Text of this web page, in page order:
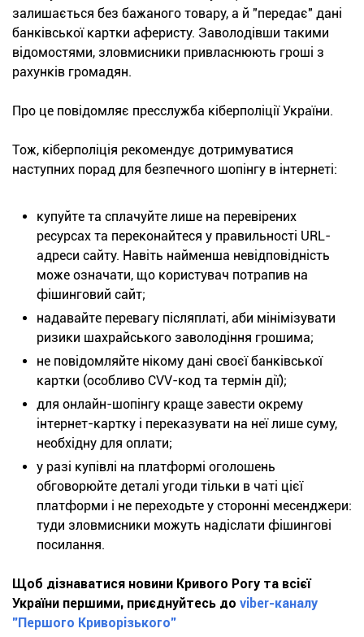
залишається без бажаного товару, а й "передає" дані
банківської картки аферисту. Заволодівши такими
відомостями, зловмисники привласнюють гроші з
рахунків громадян.
Про це повідомляє пресслужба кіберполіції України.
Тож, кіберполіція рекомендує дотримуватися
наступних порад для безпечного шопінгу в інтернеті:
купуйте та сплачуйте лише на перевірених
ресурсах та переконайтеся у правильності URL-
адреси сайту. Навіть найменша невідповідність
може означати, що користувач потрапив на
фішинговий сайт;
надавайте перевагу післяплаті, аби мінімізувати
ризики шахрайського заволодіння грошима;
не повідомляйте нікому дані своєї банківської
картки (особливо CVV-код та термін дії);
для онлайн-шопінгу краще завести окрему
інтернет-картку і переказувати на неї лише суму,
необхідну для оплати;
у разі купівлі на платформі оголошень
обговорюйте деталі угоди тільки в чаті цієї
платформи і не переходьте у сторонні месенджери:
туди зловмисники можуть надіслати фішингові
посилання.
Щоб дізнаватися новини Кривого Рогу та всієї
України першими, приєднуйтесь до viber-каналу
"Першого Криворізького"